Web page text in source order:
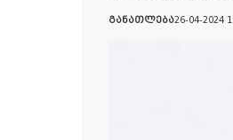
განათლება26-04-2024